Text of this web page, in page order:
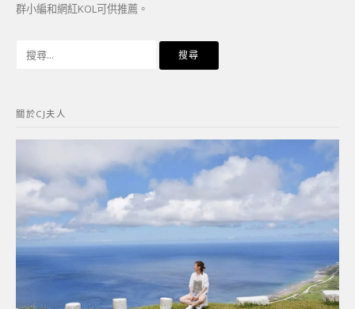
群小編和網紅KOL可供推薦。
字:
關於CJ夫人